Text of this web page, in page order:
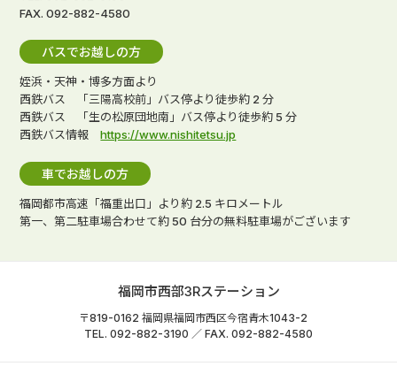
FAX. 092-882-4580
バスでお越しの方
姪浜・天神・博多方面より
西鉄バス 「三陽高校前」バス停より徒歩約 2 分
西鉄バス 「生の松原団地南」バス停より徒歩約 5 分
西鉄バス情報https://www.nishitetsu.jp
車でお越しの方
福岡都市高速「福重出口」より約 2.5 キロメートル
第一、第二駐車場合わせて約 50 台分の無料駐車場がございます
福岡市西部3Rステーション
〒819-0162 福岡県福岡市西区今宿青木1043-2
TEL. 092-882-3190 ／ FAX. 092-882-4580